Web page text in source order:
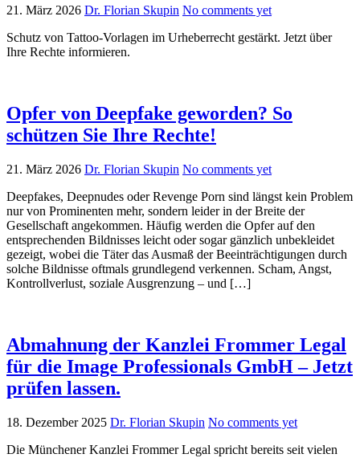
21. März 2026 Dr. Florian Skupin No comments yet
Schutz von Tattoo-Vorlagen im Urheberrecht gestärkt. Jetzt über
Ihre Rechte informieren.
Opfer von Deepfake geworden? So
schützen Sie Ihre Rechte!
21. März 2026 Dr. Florian Skupin No comments yet
Deepfakes, Deepnudes oder Revenge Porn sind längst kein Problem
nur von Prominenten mehr, sondern leider in der Breite der
Gesellschaft angekommen. Häufig werden die Opfer auf den
entsprechenden Bildnisses leicht oder sogar gänzlich unbekleidet
gezeigt, wobei die Täter das Ausmaß der Beeinträchtigungen durch
solche Bildnisse oftmals grundlegend verkennen. Scham, Angst,
Kontrollverlust, soziale Ausgrenzung – und […]
Abmahnung der Kanzlei Frommer Legal
für die Image Professionals GmbH – Jetzt
prüfen lassen.
18. Dezember 2025 Dr. Florian Skupin No comments yet
Die Münchener Kanzlei Frommer Legal spricht bereits seit vielen